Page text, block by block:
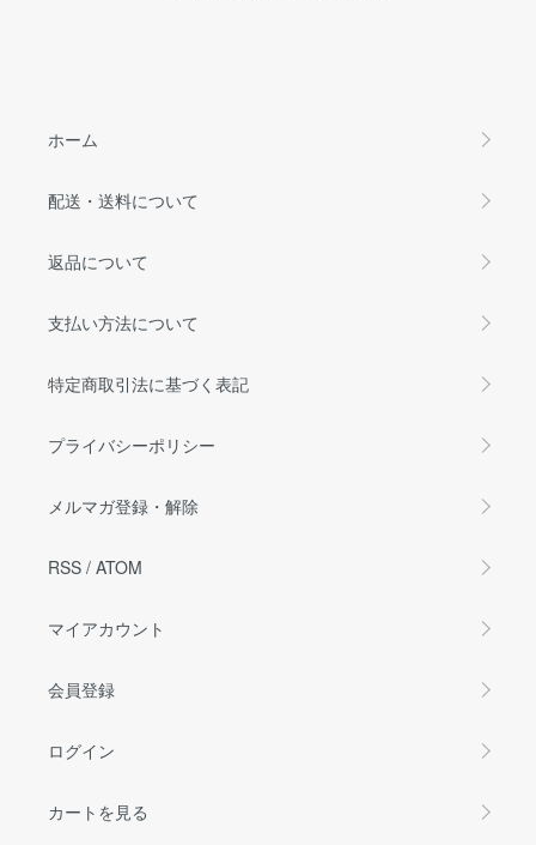
ホーム
配送・送料について
返品について
支払い方法について
特定商取引法に基づく表記
プライバシーポリシー
メルマガ登録・解除
RSS / ATOM
マイアカウント
会員登録
ログイン
カートを見る